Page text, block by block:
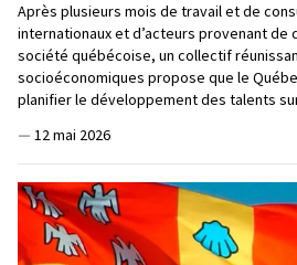
Après plusieurs mois de travail et de
internationaux et d’acteurs provenant de
société québécoise, un collectif
socioéconomiques propose que le
planifier le développement des talents
— 12 mai 2026